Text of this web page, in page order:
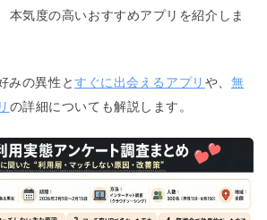
本気度の高いおすすめアプリを紹介しま
みの異性とすぐに出会えるアプリ や、 無
の詳細についても解説します。